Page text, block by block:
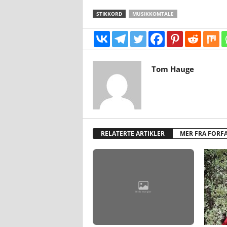
STIKKORD MUSIKKOMTALE
Tom Hauge
RELATERTE ARTIKLER MER FRA